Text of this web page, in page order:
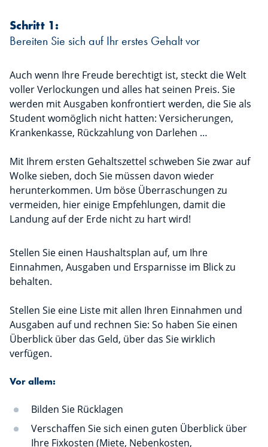
Schritt 1:
Bereiten Sie sich auf Ihr erstes Gehalt vor
Auch wenn Ihre Freude berechtigt ist, steckt die Welt
voller Verlockungen und alles hat seinen Preis. Sie
werden mit Ausgaben konfrontiert werden, die Sie als
Student womöglich nicht hatten: Versicherungen,
Krankenkasse, Rückzahlung von Darlehen …
Mit Ihrem ersten Gehaltszettel schweben Sie zwar auf
Wolke sieben, doch Sie müssen davon wieder
herunterkommen. Um böse Überraschungen zu
vermeiden, hier einige Empfehlungen, damit die
Landung auf der Erde nicht zu hart wird!
Stellen Sie einen Haushaltsplan auf, um Ihre
Einnahmen, Ausgaben und Ersparnisse im Blick zu
behalten.
Stellen Sie eine Liste mit allen Ihren Einnahmen und
Ausgaben auf und rechnen Sie: So haben Sie einen
Überblick über das Geld, über das Sie wirklich
verfügen.
Vor allem:
Bilden Sie Rücklagen
Verschaffen Sie sich einen guten Überblick über
Ihre Fixkosten (Miete, Nebenkosten,